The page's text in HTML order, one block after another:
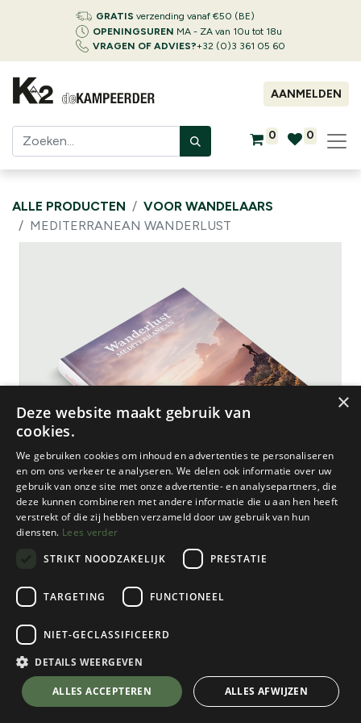
GRATIS verzending vanaf €50 (BE)
OPENINGSUREN MA - ZA van 10u tot 18u
VRAGEN OF ADVIES?+32 (0)3 361 05 60
AANMELDEN
0 0
ALLE PRODUCTEN
VOOR WANDELAARS
MEDITERRANEAN WANDERLUST
Gestalten
Mediterranean wanderlust
€
44,95
💬 Stel je vraag over dit product via WhatsApp
×
Deze website maakt gebruik van
cookies.
We gebruiken cookies om inhoud en advertenties te personaliseren
en om ons verkeer te analyseren. We delen ook informatie over uw
gebruik van onze site met onze advertentie- en analysepartners, die
deze kunnen combineren met andere informatie die u aan hen heeft
verstrekt of die zij hebben verzameld door uw gebruik van hun
diensten. Lees verder
STRIKT NOODZAKELIJK
PRESTATIE
TARGETING FUNCTIONEEL
NIET-GECLASSIFICEERD
DETAILS WEERGEVEN
ALLES ACCEPTEREN ALLES AFWIJZEN